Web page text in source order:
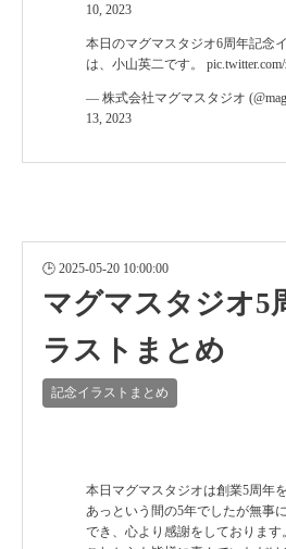
10, 2023
本日のマグマスタジオ6周年記念
は、小山英二です。
— 株式会社マグマスタジオ
13, 2023
2025-05-20 10:00:00
マグマスタジオ5
ラストまとめ
記念イラストまとめ
本日マグマスタジオは創業5周年
あっという間の5年でしたが無事
でき、心より感謝をしております。